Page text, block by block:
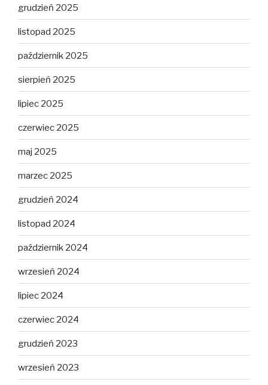
grudzień 2025
listopad 2025
październik 2025
sierpień 2025
lipiec 2025
czerwiec 2025
maj 2025
marzec 2025
grudzień 2024
listopad 2024
październik 2024
wrzesień 2024
lipiec 2024
czerwiec 2024
grudzień 2023
wrzesień 2023